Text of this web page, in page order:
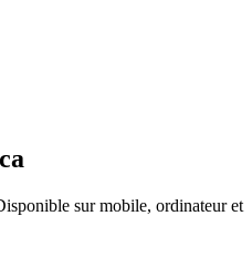
sur mobile, ordinateur et